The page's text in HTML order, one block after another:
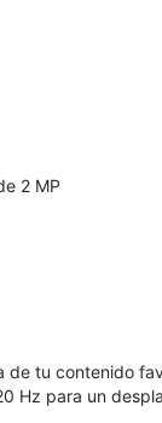
2 MP
de tu contenido
Hz para un